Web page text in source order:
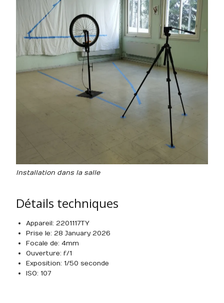
Installation dans la salle
Détails techniques
Appareil : 2201117TY
Prise le : 28 January 2026
Focale de : 4mm
Ouverture : f/1
Exposition : 1/50 seconde
ISO : 107